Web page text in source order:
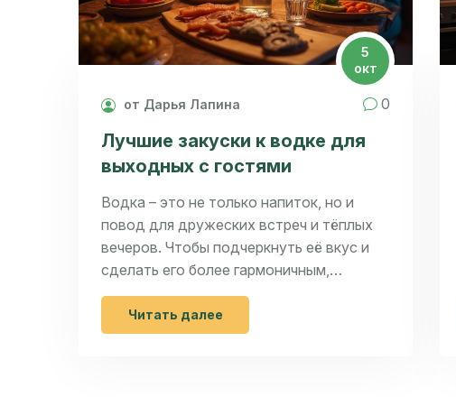
5
окт
от Дарья Лапина 0
Лучшие закуски к водке для
выходных с гостями
Водка – это не только напиток, но и
повод для дружеских встреч и тёплых
вечеров. Чтобы подчеркнуть её вкус и
сделать его более гармоничным,
необходимы правильно подобранные
закуски. Эта статья поможет вам
выбрать и приготовить идеальные
Читать далее